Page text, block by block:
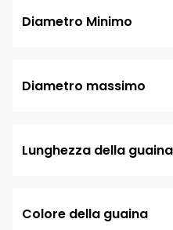
Diametro Minimo
Diametro massimo
Lunghezza della guaina
Colore della guaina